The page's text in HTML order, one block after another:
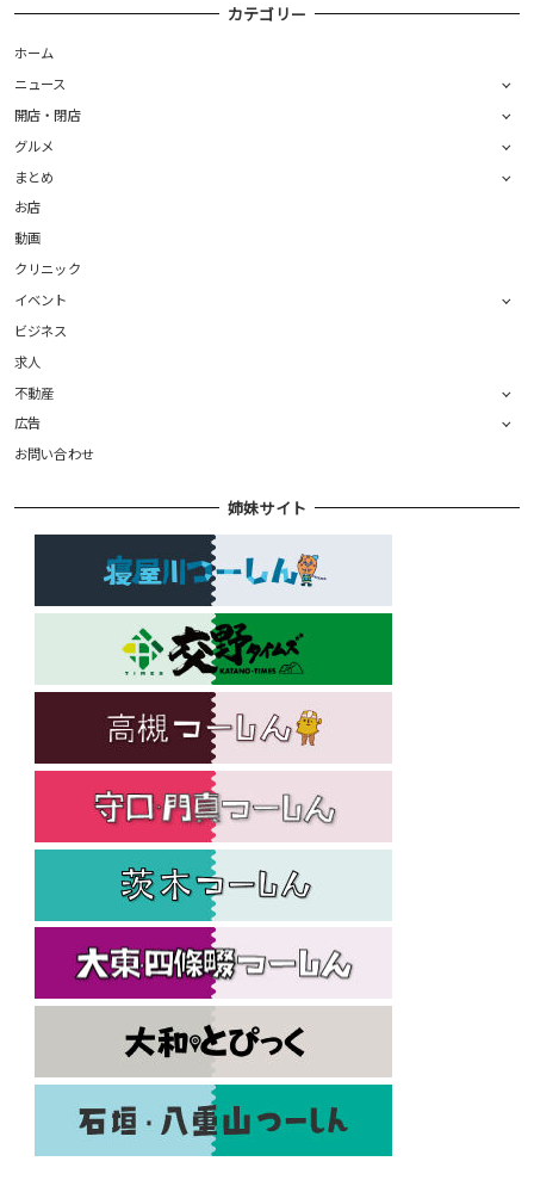
カテゴリー
ホーム
ニュース
開店・閉店
グルメ
まとめ
お店
動画
クリニック
イベント
ビジネス
求人
不動産
広告
お問い合わせ
姉妹サイト